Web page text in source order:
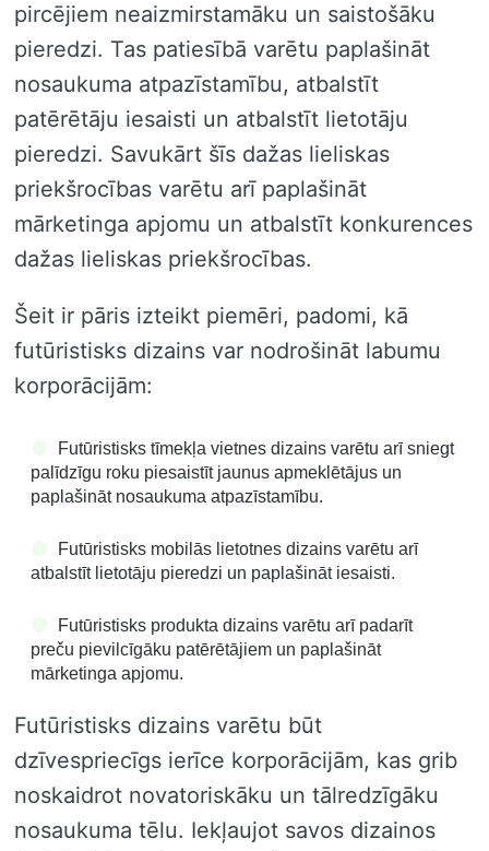
pircējiem neaizmirstamāku un saistošāku
pieredzi. Tas patiesībā varētu paplašināt
nosaukuma atpazīstamību, atbalstīt
patērētāju iesaisti un atbalstīt lietotāju
pieredzi. Savukārt šīs dažas lieliskas
priekšrocības varētu arī paplašināt
mārketinga apjomu un atbalstīt konkurences
dažas lieliskas priekšrocības.
Šeit ir pāris izteikt piemēri, padomi, kā
futūristisks dizains var nodrošināt labumu
korporācijām:
Futūristisks tīmekļa vietnes dizains varētu arī sniegt
palīdzīgu roku piesaistīt jaunus apmeklētājus un
paplašināt nosaukuma atpazīstamību.
Futūristisks mobilās lietotnes dizains varētu arī
atbalstīt lietotāju pieredzi un paplašināt iesaisti.
Futūristisks produkta dizains varētu arī padarīt
preču pievilcīgāku patērētājiem un paplašināt
mārketinga apjomu.
Futūristisks dizains varētu būt
dzīvespriecīgs ierīce korporācijām, kas grib
noskaidrot novatoriskāku un tālredzīgāku
nosaukuma tēlu. Iekļaujot savos dizainos